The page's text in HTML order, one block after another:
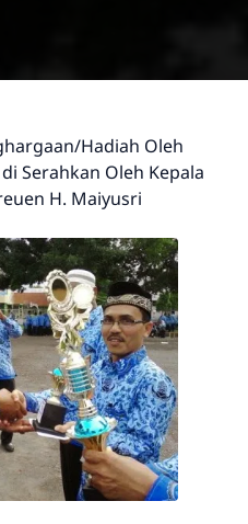
Hadiah Oleh
Serahkan Oleh Kepala
H. Maiyusri